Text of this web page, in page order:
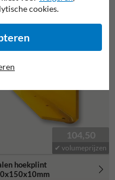
Vloerbalk
104,50
✔ volumeprijzen
hoekplint
cookies.